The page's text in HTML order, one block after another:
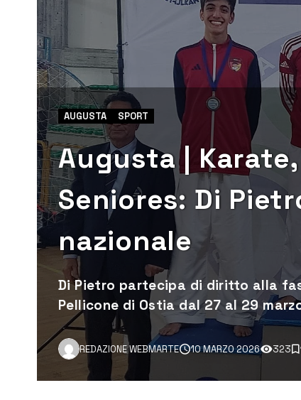
AUGUSTA SPORT
Augusta |
Seniores: Di
nazionale
Di Pietro partecipa di diritto alla
Pellicone di Ostia dal 27 al 29
REDAZIONE WEBMARTE 10 MARZO 2026 323